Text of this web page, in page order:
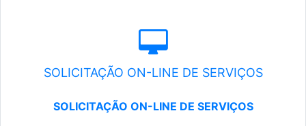
SOLICITAÇÃO ON-LINE DE SERVIÇOS
SOLICITAÇÃO ON-LINE DE SERVIÇOS